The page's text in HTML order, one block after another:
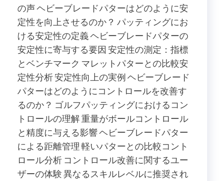
の声 ヘビーブレードパターはどのように安
定性を向上させるのか？ パッティングにお
ける安定性の定義 ヘビーブレードパターの
安定性に寄与する要因 安定性の測定：指標
とベンチマーク マレットパターとの比較安
定性分析 安定性向上の実例 ヘビーブレード
パターはどのようにコントロールを改善す
るのか？ ゴルフパッティングにおけるコン
トロールの理解 重量がボールコントロール
と精度に与える影響 ヘビーブレードパター
による距離管理 軽いパターとの比較コント
ロール分析 コントロール改善に関するユー
ザーの体験 異なるスキルレベルに推奨され